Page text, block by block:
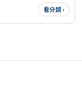
看分類 ›